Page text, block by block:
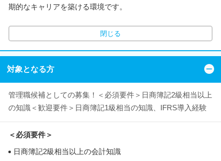
期的なキャリアを築ける環境です。
閉じる
対象となる方
管理職候補としての募集！＜必須要件＞日商簿記2級相当以上
の知識＜歓迎要件＞日商簿記1級相当の知識、IFRS導入経験
＜必須要件＞
日商簿記2級相当以上の会計知識